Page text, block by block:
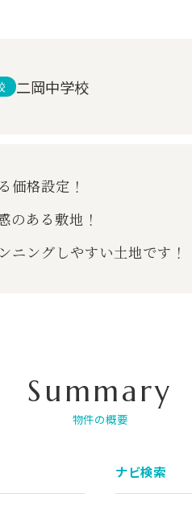
二岡中学校
価格設定！
のある敷地！
ニングしやすい土地です！
Summary
物件の概要
ナビ検索